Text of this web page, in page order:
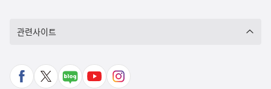
관련사이트
페
X
네
유
인